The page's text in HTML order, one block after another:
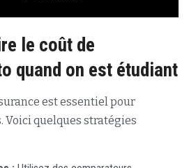
le coût de
quand on est étudiant
est essentiel pour
Voici quelques stratégies